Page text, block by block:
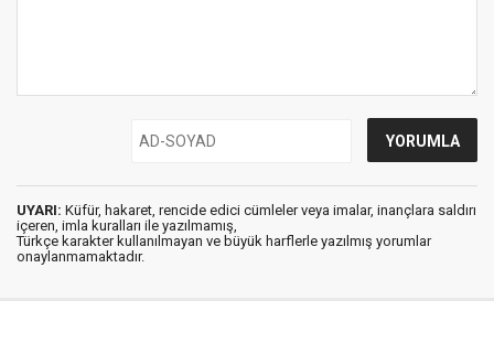
UYARI: Küfür, hakaret, rencide edici cümleler veya imalar, inançlara saldırı
içeren, imla kuralları ile yazılmamış,
Türkçe karakter kullanılmayan ve büyük harflerle yazılmış yorumlar
onaylanmamaktadır.